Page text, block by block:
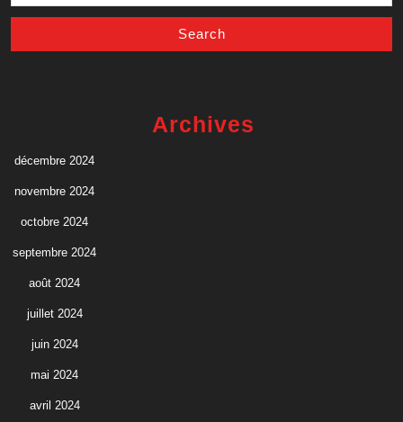
Archives
décembre 2024
novembre 2024
octobre 2024
septembre 2024
août 2024
juillet 2024
juin 2024
mai 2024
avril 2024